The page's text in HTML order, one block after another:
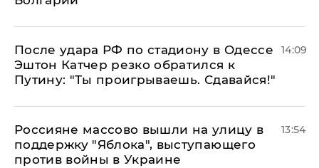
После удара РФ по стадиону в Одессе
Эштон Катчер резко обратился к
Путину: "Ты проигрываешь. Сдавайся!"
14:09
Россияне массово вышли на улицу в
поддержку "Яблока", выступающего
против войны в Украине
13:54